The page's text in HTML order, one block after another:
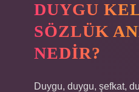
DUYGU
SÖZLÜK
NEDIR?
Duygu, duygu, şefkat,